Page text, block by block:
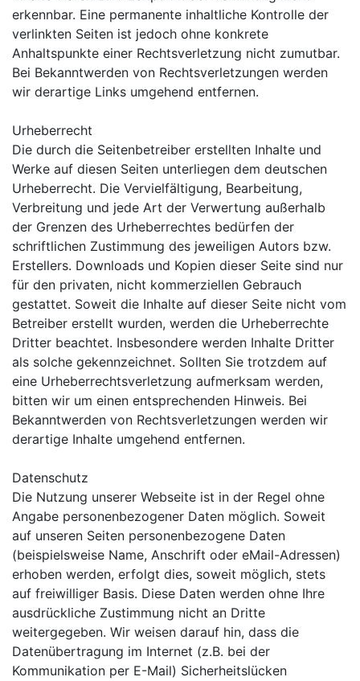
erkennbar. Eine permanente inhaltliche Kontrolle der
verlinkten Seiten ist jedoch ohne konkrete
Anhaltspunkte einer Rechtsverletzung nicht zumutbar.
Bei Bekanntwerden von Rechtsverletzungen werden
wir derartige Links umgehend entfernen.
Urheberrecht
Die durch die Seitenbetreiber erstellten Inhalte und
Werke auf diesen Seiten unterliegen dem deutschen
Urheberrecht. Die Vervielfältigung, Bearbeitung,
Verbreitung und jede Art der Verwertung außerhalb
der Grenzen des Urheberrechtes bedürfen der
schriftlichen Zustimmung des jeweiligen Autors bzw.
Erstellers. Downloads und Kopien dieser Seite sind nur
für den privaten, nicht kommerziellen Gebrauch
gestattet. Soweit die Inhalte auf dieser Seite nicht vom
Betreiber erstellt wurden, werden die Urheberrechte
Dritter beachtet. Insbesondere werden Inhalte Dritter
als solche gekennzeichnet. Sollten Sie trotzdem auf
eine Urheberrechtsverletzung aufmerksam werden,
bitten wir um einen entsprechenden Hinweis. Bei
Bekanntwerden von Rechtsverletzungen werden wir
derartige Inhalte umgehend entfernen.
Datenschutz
Die Nutzung unserer Webseite ist in der Regel ohne
Angabe personenbezogener Daten möglich. Soweit
auf unseren Seiten personenbezogene Daten
(beispielsweise Name, Anschrift oder eMail-Adressen)
erhoben werden, erfolgt dies, soweit möglich, stets
auf freiwilliger Basis. Diese Daten werden ohne Ihre
ausdrückliche Zustimmung nicht an Dritte
weitergegeben. Wir weisen darauf hin, dass die
Datenübertragung im Internet (z.B. bei der
Kommunikation per E-Mail) Sicherheitslücken